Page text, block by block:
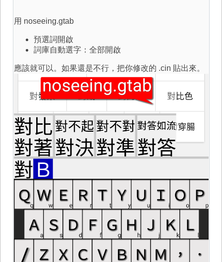
用 noseeing.gtab
預選詞開啟
詞庫自動選字：全部開啟
應該就可以。如果還是不行，把你修改的 .cin 貼出來。